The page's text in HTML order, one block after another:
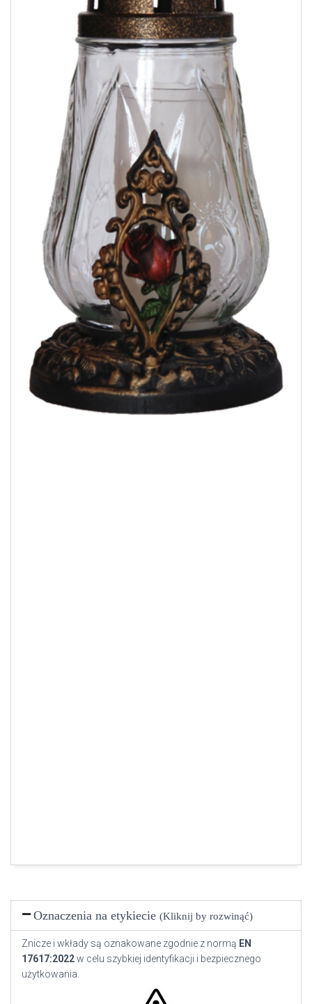
Oznaczenia na etykiecie (Kliknij by rozwinąć)
Znicze i wkłady są oznakowane zgodnie z normą EN
17617:2022w celu szybkiej identyfikacji i bezpiecznego
użytkowania.